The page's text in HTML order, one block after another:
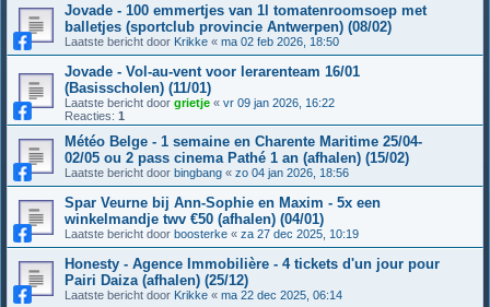
Jovade - 100 emmertjes van 1l tomatenroomsoep met
balletjes (sportclub provincie Antwerpen) (08/02)
Laatste bericht door Krikke « ma 02 feb 2026, 18:50
Jovade - Vol-au-vent voor lerarenteam 16/01
(Basisscholen) (11/01)
Laatste bericht door grietje « vr 09 jan 2026, 16:22
Reacties: 1
Météo Belge - 1 semaine en Charente Maritime 25/04-
02/05 ou 2 pass cinema Pathé 1 an (afhalen) (15/02)
Laatste bericht door bingbang « zo 04 jan 2026, 18:56
Spar Veurne bij Ann-Sophie en Maxim - 5x een
winkelmandje twv €50 (afhalen) (04/01)
Laatste bericht door boosterke « za 27 dec 2025, 10:19
Honesty - Agence Immobilière - 4 tickets d'un jour pour
Pairi Daiza (afhalen) (25/12)
Laatste bericht door Krikke « ma 22 dec 2025, 06:14